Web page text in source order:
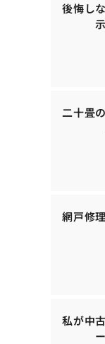
後悔し
二十畳
網戸修
私が中